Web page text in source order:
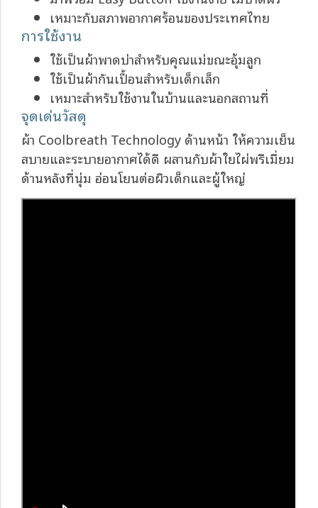
เหมาะกับสภาพอากาศร้อนของประเทศไทย
การใช้งาน
ใช้เป็นผ้าพาดบ่าสำหรับคุณแม่ขณะอุ้มลูก
ใช้เป็นผ้ากันเปื้อนสำหรับเด็กเล็ก
เหมาะสำหรับใช้งานในบ้านและนอกสถานที่
จุดเด่นวัสดุ
ผ้า Coolbreath Technology ด้านหน้า ให้ความเย็น
สบายและระบายอากาศได้ดี ผสานกับผ้าใยไผ่พรีเมี่ยม
ด้านหลังที่นุ่ม อ่อนโยนต่อผิวเด็กและผู้ใหญ่